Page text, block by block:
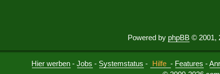
Powered by phpBB © 2001,
Hier werben -Jobs - Systemstatus - Hilfe - Features -